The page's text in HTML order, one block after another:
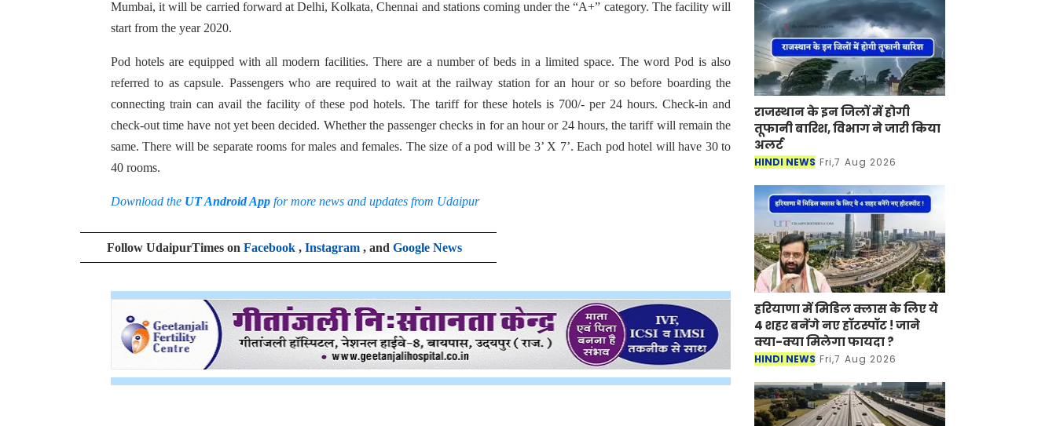
Mumbai, it will be carried forward at Delhi, Kolkata, Chennai and stations coming under the “A+” category. The facility will
start from the year 2020.
Pod hotels are equipped with all modern facilities. There are a number of beds in a limited space. The word Pod is also
referred to as capsule. Passengers who are required to wait at the railway station for an hour or so before boarding the
connecting train can avail the facility of these pod hotels. The tariff for these hotels is 700/- per 24 hours. Check-in and
check-out time have not yet been decided. Whether the passenger checks in for an hour or 24 hours, the tariff will remain the
same. There will be separate rooms for males and females. The size of a pod will be 3’ X 7’. Each pod hotel will have 30 to
40 rooms.
Download the UT Android App for more news and updates from Udaipur
Follow UdaipurTimes on Facebook Instagram , and Google News
राजस्थान के इन जिलों में होगी तूफानी
बारिश, विभाग ने जारी किया अलर्ट
HINDI NEWS Fri,7 Aug 2026
हरियाणा में मिडिल क्लास के लिए ये 4
शहर बनेंगे नए हॉटस्पॉट ! जाने क्या-
क्या मिलेगा फायदा ?
HINDI NEWS